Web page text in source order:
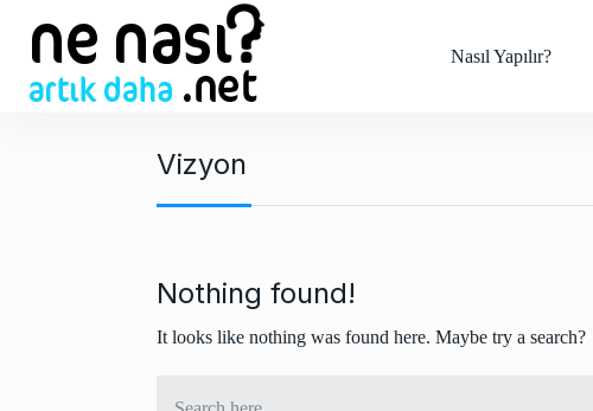
Nasıl Yapılır?
Vizyon
Nothing found!
It looks like nothing was found here. Maybe try a search?